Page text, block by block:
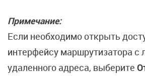
Примечание:
Если необходимо открыть
интерфейсу маршрутизатора с
удаленного адреса, выберите